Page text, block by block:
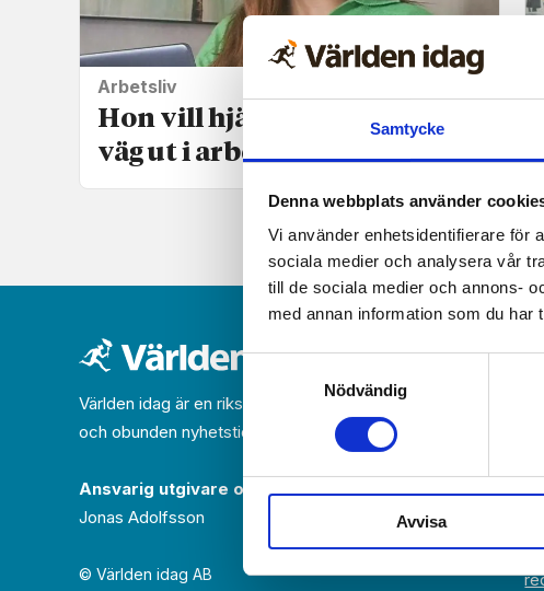
Samtycke
Denna webbplats använder
Vi använder enhetsidentifierare för
sociala medier och analysera vår
till de sociala medier och annons-
med annan information som du har
Nödvändig
Avvisa
Arbetsliv
Hon vill hjälpa personer på
väg ut i arbetslivet
Världen idag är en rikstäckande
och obunden nyhets­­­tidning på kristen grund.
Ansvarig utgivare och chef­redaktör:
Jonas Adolfsson
© Världen idag AB